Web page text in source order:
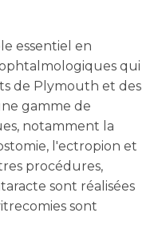
essentiel en
qui
de Plymouth et des
gamme de
notamment la
l'ectropion et
procédures,
sont réalisées
sont